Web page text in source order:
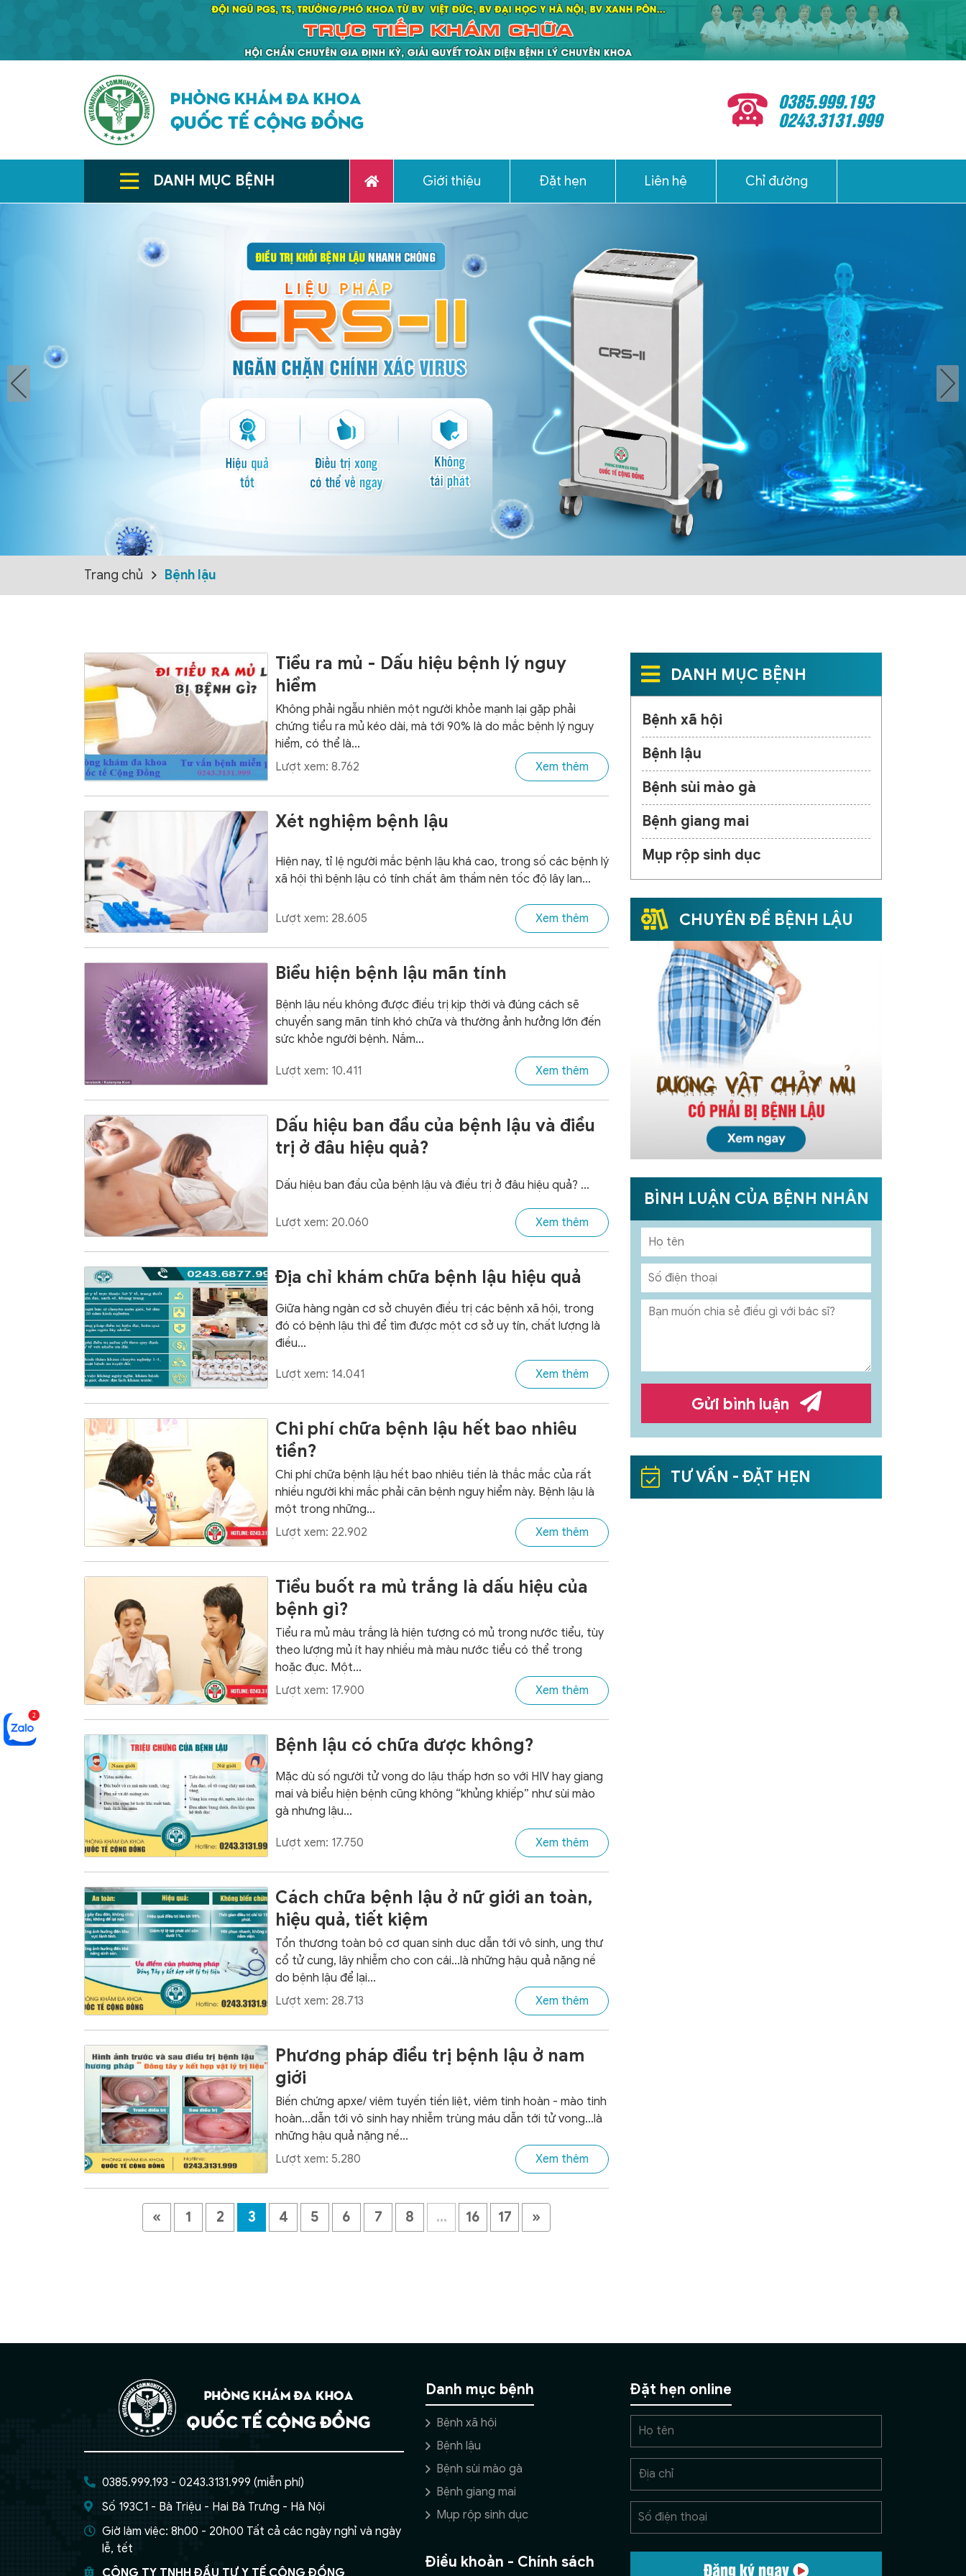
0385.999.193
0243.3131.999
DANH MỤC BỆNH Giới thiệu Đặt hẹn Liên hệ Chỉ đường
Trang chủ Bệnh lậu
Tiểu ra mủ - Dấu hiệu bệnh lý nguy
hiểm
Không phải ngẫu nhiên một người khỏe mạnh lại gặp phải
chứng tiểu ra mủ kéo dài, mà tới 90% là do mắc bệnh lý nguy
hiểm, có thể là...
Lượt xem: 8.762
Xem thêm
Xét nghiệm bệnh lậu
Hiện nay, tỉ lệ người mắc bệnh lậu khá cao, trong số các bệnh lý
xã hội thì bệnh lậu có tính chất âm thầm nên tốc độ lây lan...
Lượt xem: 28.605 Xem thêm
Biểu hiện bệnh lậu mãn tính
Bệnh lậu nếu không được điều trị kịp thời và đúng cách sẽ
chuyển sang mãn tính khó chữa và thường ảnh hưởng lớn đến
sức khỏe người bệnh. Nắm...
Lượt xem: 10.411 Xem thêm
Dấu hiệu ban đầu của bệnh lậu và điều
trị ở đâu hiệu quả?
Dấu hiệu ban đầu của bệnh lậu và điều trị ở đâu hiệu quả? ...
Lượt xem: 20.060 Xem thêm
Địa chỉ khám chữa bệnh lậu hiệu quả
Giữa hàng ngàn cơ sở chuyên điều trị các bệnh xã hội, trong
đó có bệnh lậu thì để tìm được một cơ sở uy tín, chất lượng là
điều...
Lượt xem: 14.041 Xem thêm
Chi phí chữa bệnh lậu hết bao nhiêu
tiền?
Chi phí chữa bệnh lậu hết bao nhiêu tiền là thắc mắc của rất
nhiều người khi mắc phải căn bệnh nguy hiểm này. Bệnh lậu là
một trong những...
Lượt xem: 22.902
Xem thêm
Tiểu buốt ra mủ trắng là dấu hiệu của
bệnh gì?
Tiểu ra mủ màu trắng là hiện tượng có mủ trong nước tiểu, tùy
theo lượng mủ ít hay nhiều mà màu nước tiểu có thể trong
hoặc đục. Một...
Lượt xem: 17.900
Xem thêm
Bệnh lậu có chữa được không?
Mặc dù số người tử vong do lậu thấp hơn so với HIV hay giang
mai và biểu hiện bệnh cũng không “khủng khiếp” như sùi mào
gà nhưng lậu...
Lượt xem: 17.750 Xem thêm
Cách chữa bệnh lậu ở nữ giới an toàn,
hiệu quả, tiết kiệm
Tổn thương toàn bộ cơ quan sinh dục dẫn tới vô sinh, ung thư
cổ tử cung, lây nhiễm cho con cái...là những hậu quả nặng nề
do bệnh lậu để lại...
Lượt xem: 28.713
Xem thêm
Phương pháp điều trị bệnh lậu ở nam
giới
Biến chứng apxe/ viêm tuyến tiền liệt, viêm tinh hoàn - mào tinh
hoàn...dẫn tới vô sinh hay nhiễm trùng máu dẫn tới tử vong...là
những hậu quả nặng nề...
Lượt xem: 5.280
Xem thêm
« 1 2 3 4 5 6 7 8 ... 16 17 »
DANH MỤC BỆNH
Bệnh xã hội
Bệnh lậu
Bệnh sùi mào gà
Bệnh giang mai
Mụp rộp sinh dục
CHUYÊN ĐỀ BỆNH LẬU
BÌNH LUẬN CỦA BỆNH NHÂN
Gửi bình luận
TƯ VẤN - ĐẶT HẸN
0385.999.193 - 0243.3131.999 (miễn phí)
Số 193C1 - Bà Triệu - Hai Bà Trưng - Hà Nội
Giờ làm việc: 8h00 - 20h00 Tất cả các ngày nghỉ và ngày
lễ, tết
CÔNG TY TNHH ĐẦU TƯ Y TẾ CỘNG ĐỒNG
Danh mục bệnh
Bệnh xã hội
Bệnh lậu
Bệnh sùi mào gà
Bệnh giang mai
Mụp rộp sinh dục
Điều khoản - Chính sách
Đặt hẹn online
Đăng ký ngay